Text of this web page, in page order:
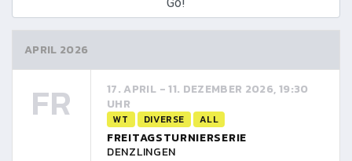
APRIL 2026
FR
17. APRIL - 11. DEZEMBER 2026, 19:30
UHR
WT DIVERSE ALL
FREITAGSTURNIERSERIE
DENZLINGEN